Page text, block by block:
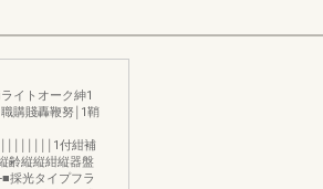
イトオーク紳1
購賤轟鞭努￨1鞘
￨￨￨￨￨￨￨1付紺補
齢縦縦紺縦器盤
採光タイプフラ